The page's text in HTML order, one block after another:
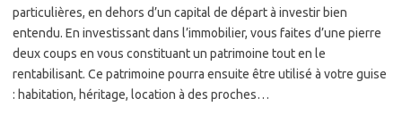
particulières, en dehors d’un capital de départ à investir bien
entendu. En investissant dans l’immobilier, vous faites d’une pierre
deux coups en vous constituant un patrimoine tout en le
rentabilisant. Ce patrimoine pourra ensuite être utilisé à votre guise
: habitation, héritage, location à des proches…